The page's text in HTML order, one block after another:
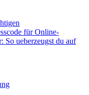
für Online-
So ueberzeugst du auf